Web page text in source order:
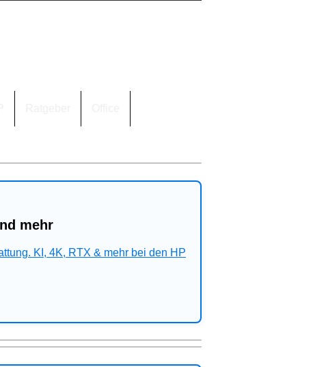
mehr
KI, 4K, RTX & mehr bei den HP